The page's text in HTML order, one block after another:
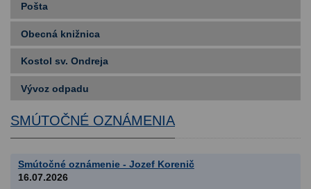
Pošta
Obecná knižnica
Kostol sv. Ondreja
Vývoz odpadu
SMÚTOČNÉ OZNÁMENIA
Smútočné oznámenie - Jozef Korenič
16.07.2026